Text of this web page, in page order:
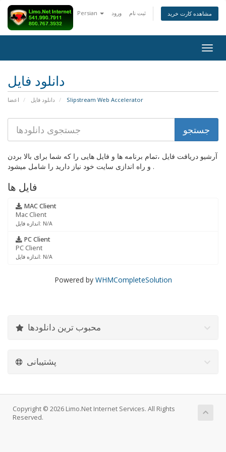
Persian ورود ثبت نام مشاهده کارت خرید
دانلود فایل
اعضا دانلود فایل Slipstream Web Accelerator
آرشیو دریافت فایل ،تمام برنامه ها و فایل هایی را که شما برای بالا بردن
و راه اندازی سایت خود نیاز دارید را شامل میشود .
فایل ها
MAC Client
Mac Client
اندازه فایل: N/A
PC Client
PC Client
اندازه فایل: N/A
Powered by WHMCompleteSolution
محبوب ترین دانلودها
پشتیبانی
Copyright © 2026 Limo.Net Internet Services. All Rights
Reserved.